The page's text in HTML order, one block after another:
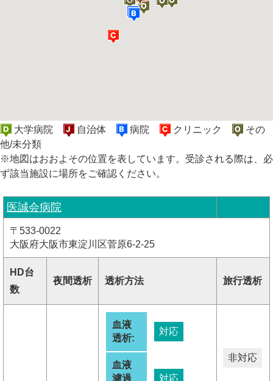
大学病院 自治体 病院 クリニック
その
他/未分類
※地図はおおよその位置を表しています。受診される際は、必
ず該当施設に場所をご確認ください。
医誠会病院
〒533-0022
大阪府大阪市東淀川区菅原6-2-25
HD台
数
夜間透析 透析方法 旅行透析
血液
透析:
対応
血液
濾過
対応
非対応